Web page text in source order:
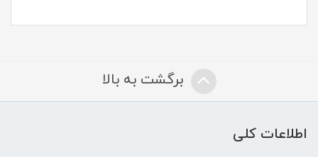
برگشت به بالا
اطلاعات کلی